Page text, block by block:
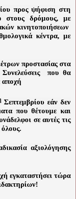
προς ψήφιση στη
στους δρόμους, με
κινητοποιήσεων
κέντρα, με
προστασίας στα
που θα
Σεπτεμβρίου εάν δεν
που θέτουμε και
σε αυτές τις
αξιολόγησης
εγκαταστήσει τώρα